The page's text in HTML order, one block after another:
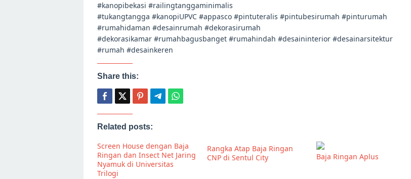
#kanopibekasi #railingtanggaminimalis
#tukangtangga #kanopiUPVC #appasco #pintuteralis #pintubesirumah #pinturumah
#rumahidaman #desainrumah #dekorasirumah
#dekorasikamar #rumahbagusbanget #rumahindah #desaininterior #desainarsitektur
#rumah #desainkeren
Share this:
Related posts:
Screen House dengan Baja
Ringan dan Insect Net Jaring
Nyamuk di Universitas
Trilogi
Rangka Atap Baja Ringan
CNP di Sentul City
Baja Ringan Aplus